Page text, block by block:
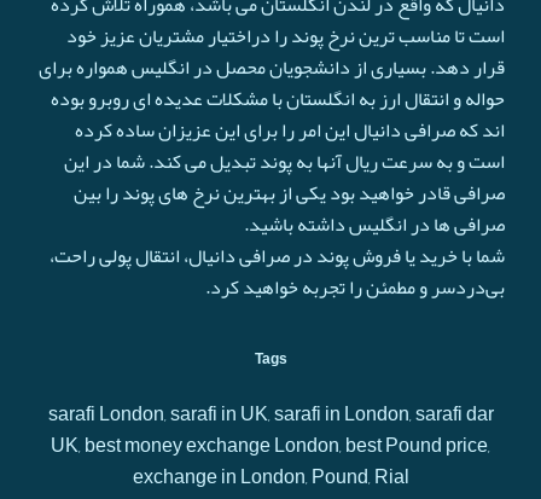
است تا مناسب ترین نرخ پوند را دراختیار مشتریان عزیز خود
قرار دهد. بسیاری از دانشجویان محصل در انگلیس همواره برای
حواله و انتقال ارز به انگلستان با مشکلات عدیده ای روبرو بوده
اند که صرافی دانیال این امر را برای این عزیزان ساده کرده
است و به سرعت ريال آنها به پوند تبدیل می کند. شما در این
صرافی قادر خواهید بود یکی از بهترین نرخ های پوند را بین
صرافی ها در انگلیس داشته باشید.
شما با خرید یا فروش پوند در صرافی دانیال، انتقال پولی راحت،
بی‌دردسر و مطمئن را تجربه خواهید کرد.
Tags
sarafi London, sarafi in UK, sarafi in London, sarafi dar
UK, best money exchange London, best Pound price,
exchange in London, Pound, Rial